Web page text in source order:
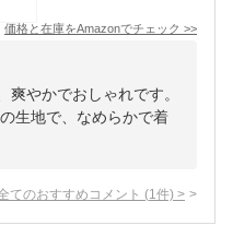
価格と在庫をAmazonでチェック >>
爽やかでおしゃれです。
生地で、なめらかで着
てのおすすめコメント (1 件) >